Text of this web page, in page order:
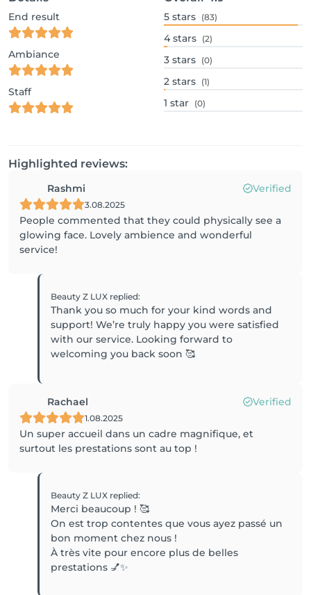
End result
Ambiance
Staff
5 stars (83)
4 stars (2)
3 stars (0)
2 stars (1)
1 star (0)
Highlighted reviews:
Rashmi Verified
3.08.2025
People commented that they could physically see a
glowing face. Lovely ambience and wonderful
service!
Beauty Z LUX replied:
Thank you so much for your kind words and
support! We’re truly happy you were satisfied
with our service. Looking forward to
Rachael Verified
1.08.2025
Un super accueil dans un cadre magnifique, et
surtout les prestations sont au top !
Beauty Z LUX replied:
Merci beaucoup ! 🥰
On est trop contentes que vous ayez passé un
bon moment chez nous !
À très vite pour encore plus de belles
prestations 💅✨